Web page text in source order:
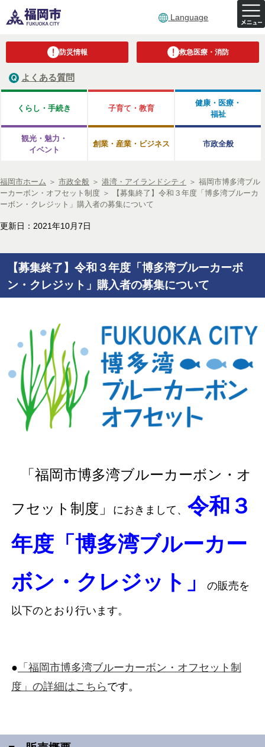
Language
防災情報 救急医療・消防
よくある質問
くらし・手続き 子育て・教育
健康・医療・
福祉
観光・魅力・
イベント
創業・産業・ビジネス 市政全般
福岡市ホーム ＞ 市政全般 ＞ 港湾・アイランドシティ ＞ 福岡市博多湾ブル
ーカーボン・オフセット制度 ＞
【募集終了】令和３年度「博多湾ブルーカ
ーボン・クレジット」購入者の募集について
更新日：2021年10月7日
【募集終了】令和３年度「博多湾ブルーカーボ
ン・クレジット」購入者の募集について
「福岡市博多湾ブルーカーボン・オ
フセット制度」 におきまして、令和３
年度「博多湾ブルーカー
ボン・クレジット」の販売を
以下のとおり行います。
● 「福岡市博多湾ブルーカーボン・オフセット制
度」の詳細はこちら です。